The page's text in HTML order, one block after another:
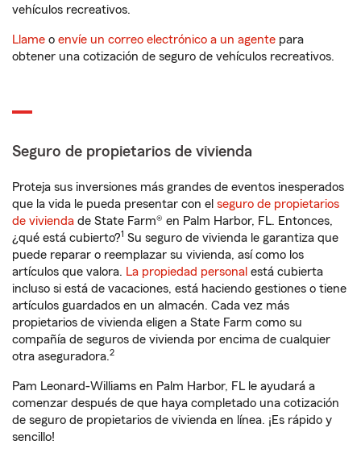
vehículos recreativos.
Llame o envíe un correo electrónico a un agente para
obtener una cotización de seguro de vehículos recreativos.
Seguro de propietarios de vivienda
Proteja sus inversiones más grandes de eventos inesperados
que la vida le pueda presentar con el seguro de propietarios
de vivienda de State Farm® en Palm Harbor, FL. Entonces,
¿qué está cubierto?1 Su seguro de vivienda le garantiza que
puede reparar o reemplazar su vivienda, así como los
artículos que valora. La propiedad personal está cubierta
incluso si está de vacaciones, está haciendo gestiones o tiene
artículos guardados en un almacén. Cada vez más
propietarios de vivienda eligen a State Farm como su
compañía de seguros de vivienda por encima de cualquier
otra aseguradora.2
Pam Leonard-Williams en Palm Harbor, FL le ayudará a
comenzar después de que haya completado una cotización
de seguro de propietarios de vivienda en línea. ¡Es rápido y
sencillo!